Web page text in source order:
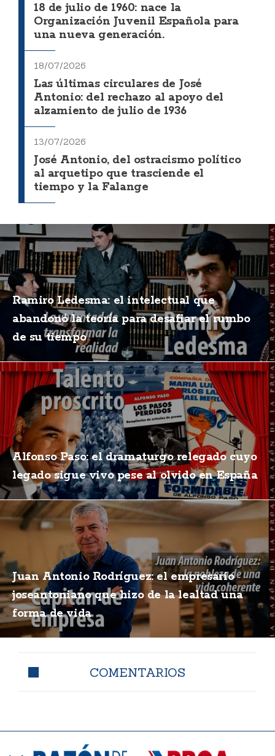
18 de julio de 1960: nace la
Organización Juvenil Española para
una nueva generación.
18/07/2026
Las últimas circulares de José
Antonio: del rechazo al apoyo del
alzamiento de julio de 1936
13/07/2026
José Antonio, del ostracismo político
al arquetipo que trasciende el
tiempo y la Falange
Ramiro Ledesma: el intelectual que
abandonó la teoría para desafiar el rumbo
de su tiempo
Alfonso Paso: el dramaturgo relegado cuyo
legado sigue vivo pese al olvido en España
Juan Antonio Rodríguez: el empresario
joseantoniano que hizo de la lealtad una
forma de vida
COMENTARIOS